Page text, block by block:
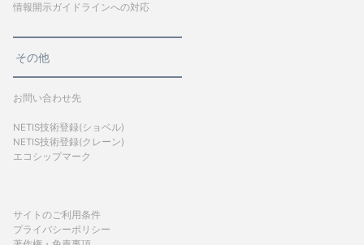
情報開示ガイドラインへの対応
その他
お問い合わせ先
NETIS技術登録(ショベル)
NETIS技術登録(クレーン)
エコシップマーク
サイトのご利用条件
プライバシーポリシー